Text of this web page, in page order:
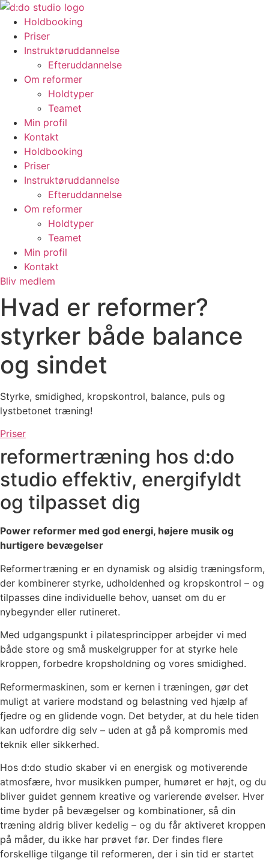
Holdbooking
Priser
Instruktøruddannelse
Efteruddannelse
Om reformer
Holdtyper
Teamet
Min profil
Kontakt
Holdbooking
Priser
Instruktøruddannelse
Efteruddannelse
Om reformer
Holdtyper
Teamet
Min profil
Kontakt
Bliv medlem
Hvad er reformer?
styrker både balance
og sindet
Styrke, smidighed, kropskontrol, balance, puls og
lystbetonet træning!
Priser
reformertræning hos d:do
studio effektiv, energifyldt
og tilpasset dig
Power reformer med god energi, højere musik og
hurtigere bevægelser
Reformertræning er en dynamisk og alsidig træningsform,
der kombinerer styrke, udholdenhed og kropskontrol – og
tilpasses dine individuelle behov, uanset om du er
nybegynder eller rutineret.
Med udgangspunkt i pilatesprincipper arbejder vi med
både store og små muskelgrupper for at styrke hele
kroppen, forbedre kropsholdning og vores smidighed.
Reformermaskinen, som er kernen i træningen, gør det
muligt at variere modstand og belastning ved hjælp af
fjedre og en glidende vogn. Det betyder, at du hele tiden
kan udfordre dig selv – uden at gå på kompromis med
teknik eller sikkerhed.
Hos d:do studio skaber vi en energisk og motiverende
atmosfære, hvor musikken pumper, humøret er højt, og du
bliver guidet gennem kreative og varierende øvelser. Hver
time byder på bevægelser og kombinationer, så din
træning aldrig bliver kedelig – og du får aktiveret kroppen
på måder, du ikke har prøvet før. Der findes flere
forskellige tilgange til reformeren, der i sin tid er startet